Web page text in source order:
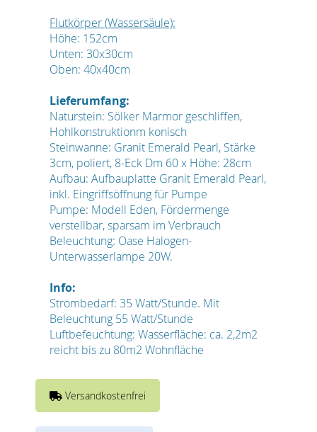
Flutkörper (Wassersäule):
Höhe: 152cm
Unten: 30x30cm
Oben: 40x40cm
Lieferumfang:
Naturstein: Sölker Marmor geschliffen,
Hohlkonstruktionm konisch
Steinwanne: Granit Emerald Pearl, Stärke
3cm, poliert, 8-Eck Dm 60 x Höhe: 28cm
Aufbau: Aufbauplatte Granit Emerald Pearl,
inkl. Eingriffsöffnung für Pumpe
Pumpe: Modell Eden, Fördermenge
verstellbar, sparsam im Verbrauch
Beleuchtung: Oase Halogen-
Unterwasserlampe 20W.
Info:
Strombedarf: 35 Watt/Stunde. Mit
Beleuchtung 55 Watt/Stunde
Luftbefeuchtung: Wasserfläche: ca. 2,2m2
reicht bis zu 80m2 Wohnfläche
Versandkostenfrei